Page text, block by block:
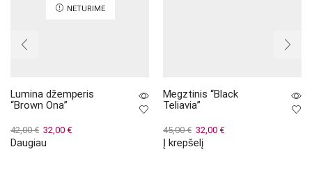
NETURIME
Lumina džemperis
“Brown Ona”
42,00€ Original
price
32,00 €Current
Daugiau
Megztinis “Black
Teliavia”
45,00€ Original
price
32,00 €Current
Į krepšelį